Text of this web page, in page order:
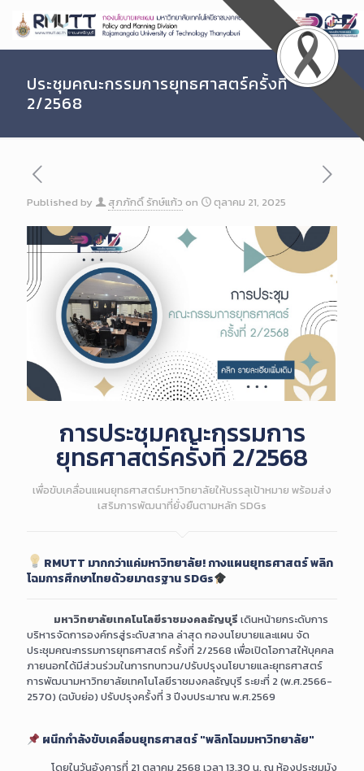
Content
ประชุมคณะกรรมการยุทธศาสตร์ครั้งที่
2/2568
Published by สุภภักดิ์ รักษ์แก้ว on ตุลาคม 21, 2025
การประชุมคณะกรรมการ
ยุทธศาสตร์ครั้งที่ 2/2568
เพื่อขับเคลื่อนแผนยุทธศาสตร์มหาวิทยาลัยให้บรรลุเป้าหมาย พร้อมส่ง
เสริมการพัฒนาที่ยั่งยืนตามหลัก SDGs
RMUTT มากกว่าแค่มหาวิทยาลัย! กางแผนยุทธศาสตร์ พลิก
โฉมการศึกษาไทยด้วยมาตรฐาน SDGs
มหาวิทยาลัยเทคโนโลยีราชมงคลธัญบุรี เดินหน้ายกระดับการ
บริหารจัดการองค์กรสู่ระดับสากล ล่าสุด กองนโยบายและแผน จัด
ประชุมคณะกรรมการยุทธศาสตร์ ครั้งที่ 2/2568 เพื่อเปิดโอกาสให้บุคคล
ภายนอกได้มีส่วนร่วมในการทบทวน/ปรับปรุงนโยบายและยุทธศาสตร์
การพัฒนามหาวิทยาลัยเทคโนโลยีราชมงคลธัญบุรี ระยะที่ 2 (พ.ศ.2566-
2570) (ฉบับย่อ) ปรับปรุงครั้งที่ 3 ปีงบประมาณ พ.ศ.2569
ผนึกกำลังขับเคลื่อนยุทธศาสตร์ "พลิกโฉมมหาวิทยาลัย"
โดยในวันอังคารที่ 21 ตุลาคม 2568 เวลา 13.30 น. ณ ห้องประชุมมัง